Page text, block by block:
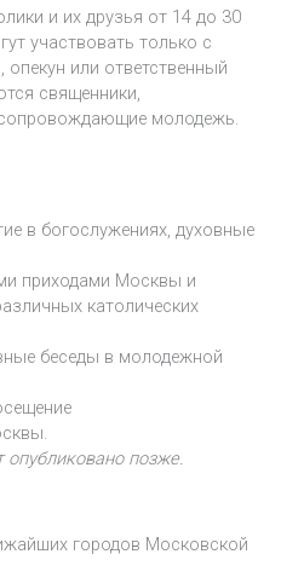
и их друзья от 14 до 30
участвовать только с
или ответственный
священники,
молодежь.
в богослужениях, духовные
приходами Москвы и
католических
беседы в молодежной
опубликовано позже.
городов Московской